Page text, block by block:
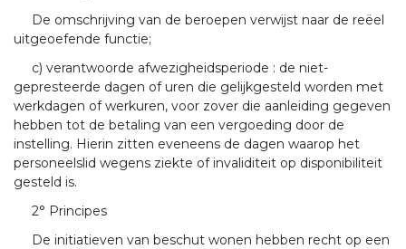
De omschrijving van de beroepen verwijst naar de reëel
uitgeoefende functie;
c) verantwoorde afwezigheidsperiode : de niet-
gepresteerde dagen of uren die gelijkgesteld worden met
werkdagen of werkuren, voor zover die aanleiding gegeven
hebben tot de betaling van een vergoeding door de
instelling. Hierin zitten eveneens de dagen waarop het
personeelslid wegens ziekte of invaliditeit op disponibiliteit
gesteld is.
2° Principes
De initiatieven van beschut wonen hebben recht op een